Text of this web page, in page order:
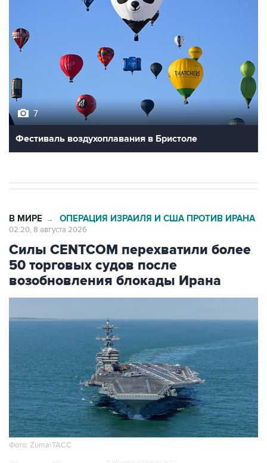
Фестиваль воздухоплавания в Бристоле
Силы CENTCOM перехватили более
50 торговых судов после
возобновления блокады Ирана
Фото: Zuma\ТАСС
Москва. 8 августа. INTERFAX.RU -